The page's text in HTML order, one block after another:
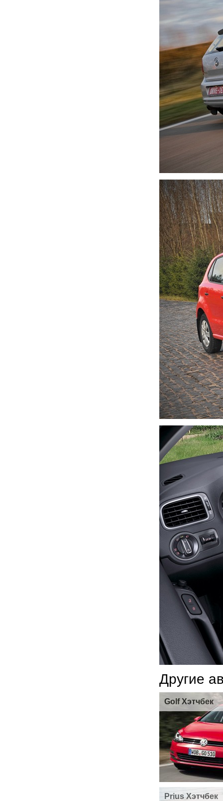
Другие
Golf Хэтчбек
Prius Хэтчбек